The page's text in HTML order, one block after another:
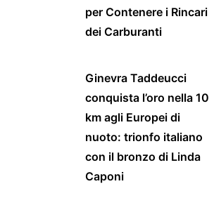
per Contenere i Rincari
dei Carburanti
Ginevra Taddeucci
conquista l’oro nella 10
km agli Europei di
nuoto: trionfo italiano
con il bronzo di Linda
Caponi